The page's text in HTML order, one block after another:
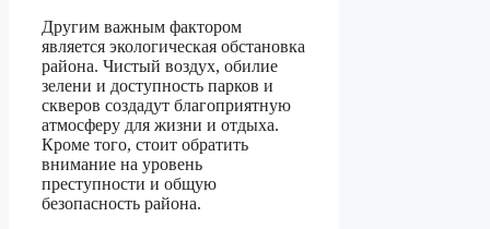
Другим важным фактором
является экологическая обстановка
района. Чистый воздух, обилие
зелени и доступность парков и
скверов создадут благоприятную
атмосферу для жизни и отдыха.
Кроме того, стоит обратить
внимание на уровень
преступности и общую
безопасность района.